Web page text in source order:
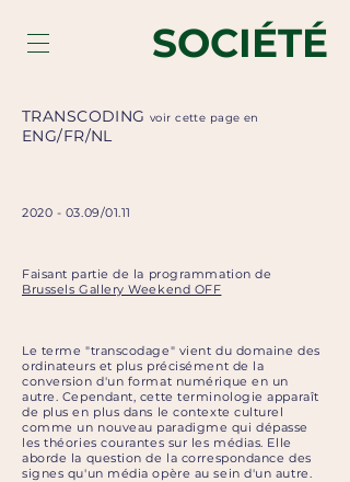
SOCIÉTÉ
TRANSCODINGvoir cette page en
ENG/FR/NL
2020 - 03.09/01.11
Faisant partie de la programmation de
Brussels Gallery Weekend OFF
Le terme "transcodage" vient du domaine des
ordinateurs et plus précisément de la
conversion d'un format numérique en un
autre. Cependant, cette terminologie apparaît
de plus en plus dans le contexte culturel
comme un nouveau paradigme qui dépasse
les théories courantes sur les médias. Elle
aborde la question de la correspondance des
signes qu'un média opère au sein d'un autre.